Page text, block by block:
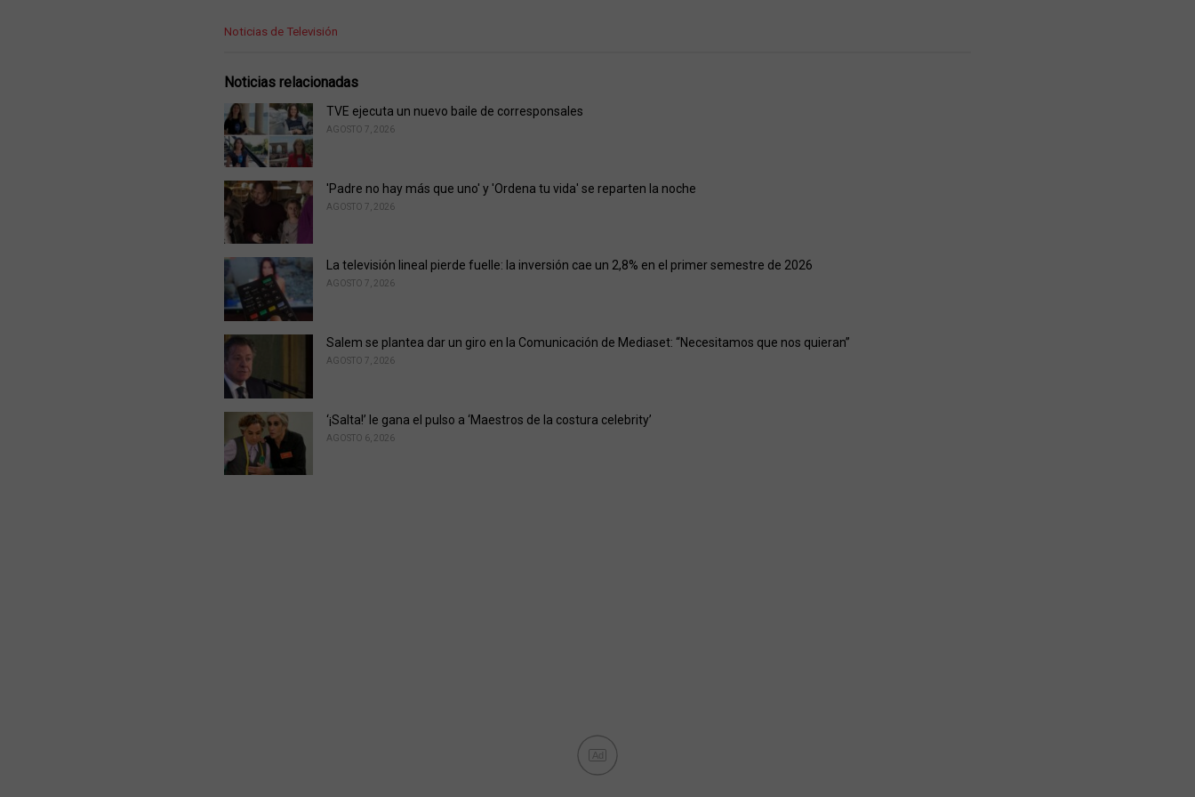
C
e
o
r
i
e
:
Noticias de Televisión
Noticias relacionadas
TVE ejecuta un nuevo baile de corresponsales
AGOSTO 7, 2026
'Padre no hay más que uno' y 'Ordena tu vida' se reparten la noche
AGOSTO 7, 2026
La televisión lineal pierde fuelle: la inversión cae un 2,8% en el primer semestre de 2026
AGOSTO 7, 2026
Salem se plantea dar un giro en la Comunicación de Mediaset: “Necesitamos que nos quieran”
AGOSTO 7, 2026
‘¡Salta!’ le gana el pulso a ‘Maestros de la costura celebrity’
AGOSTO 6, 2026
Ad